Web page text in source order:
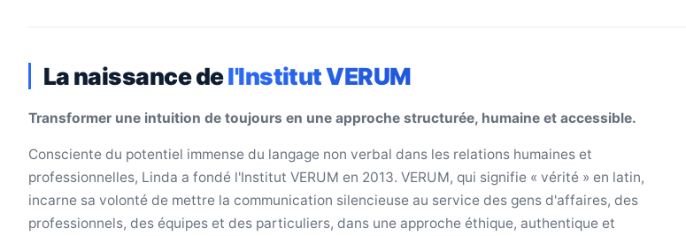
La naissance del'Institut VERUM
Transformer une intuition de toujours en une approche structurée, humaine et accessible.
Consciente du potentiel immense du langage non verbal dans les relations humaines et
professionnelles, Linda a fondé l'Institut VERUM en 2013. VERUM, qui signifie « vérité » en latin,
incarne sa volonté de mettre la communication silencieuse au service des gens d'affaires, des
professionnels, des équipes et des particuliers, dans une approche éthique, authentique et